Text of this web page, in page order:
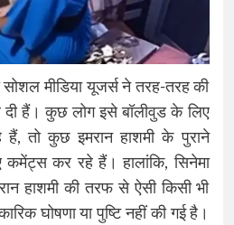
मीडिया यूजर्स ने तरह-तरह की
दी हैं। कुछ लोग इसे बॉलीवुड के लिए
हैं, तो कुछ इमरान हाशमी के पुराने
कमेंट्स कर रहे हैं। हालांकि, सिनेमा
हाशमी की तरफ से ऐसी किसी भी
घोषणा या पुष्टि नहीं की गई है।